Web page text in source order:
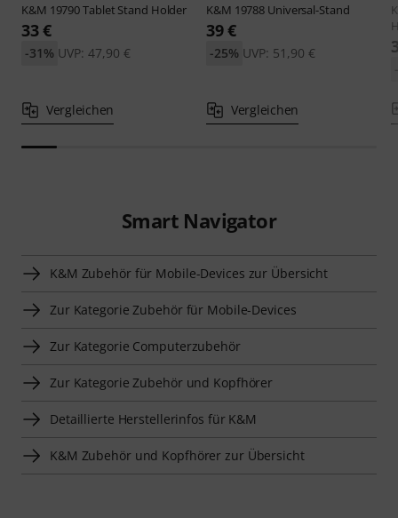
K&M 19790 Tablet Stand Holder
33 €
UVP: 47,90 €
-31%
Vergleichen
K&M 19788 Universal-Stand
39 €
UVP: 51,90 €
-25%
Vergleichen
Smart Navigator
K&M Zubehör für Mobile-Devices zur Übersicht
Zur Kategorie Zubehör für Mobile-Devices
Zur Kategorie Computerzubehör
Zur Kategorie Zubehör und Kopfhörer
Detaillierte Herstellerinfos für K&M
K&M Zubehör und Kopfhörer zur Übersicht